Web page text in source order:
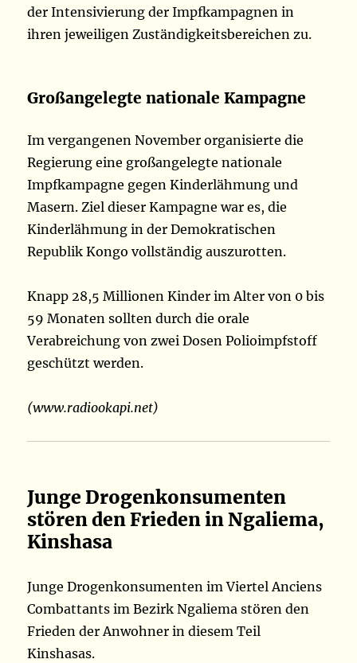
der Intensivierung der Impfkampagnen in
ihren jeweiligen Zuständigkeitsbereichen zu.
Großangelegte nationale Kampagne
Im vergangenen November organisierte die
Regierung eine großangelegte nationale
Impfkampagne gegen Kinderlähmung und
Masern. Ziel dieser Kampagne war es, die
Kinderlähmung in der Demokratischen
Republik Kongo vollständig auszurotten.
Knapp 28,5 Millionen Kinder im Alter von 0 bis
59 Monaten sollten durch die orale
Verabreichung von zwei Dosen Polioimpfstoff
geschützt werden.
(www.radiookapi.net)
Junge Drogenkonsumenten
stören den Frieden in Ngaliema,
Kinshasa
Junge Drogenkonsumenten im Viertel Anciens
Combattants im Bezirk Ngaliema stören den
Frieden der Anwohner in diesem Teil
Kinshasas.